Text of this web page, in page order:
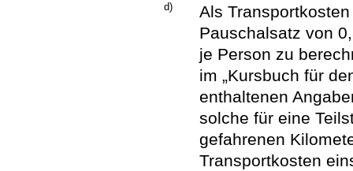
d)
Als
Pauschalsatz von
je Person zu
im „Kursbuch für
enthaltenen
solche für eine
gefahrenen
Transportkosten